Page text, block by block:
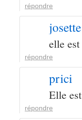
répondre
josette
elle
répondre
prici
Elle
répondre